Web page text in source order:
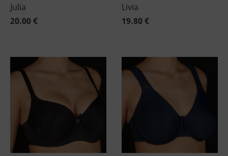
Julia
20.00 €
Livia
19.80 €